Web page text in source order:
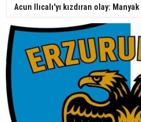
Acun Ilıcalı'yı kızdıran olay: